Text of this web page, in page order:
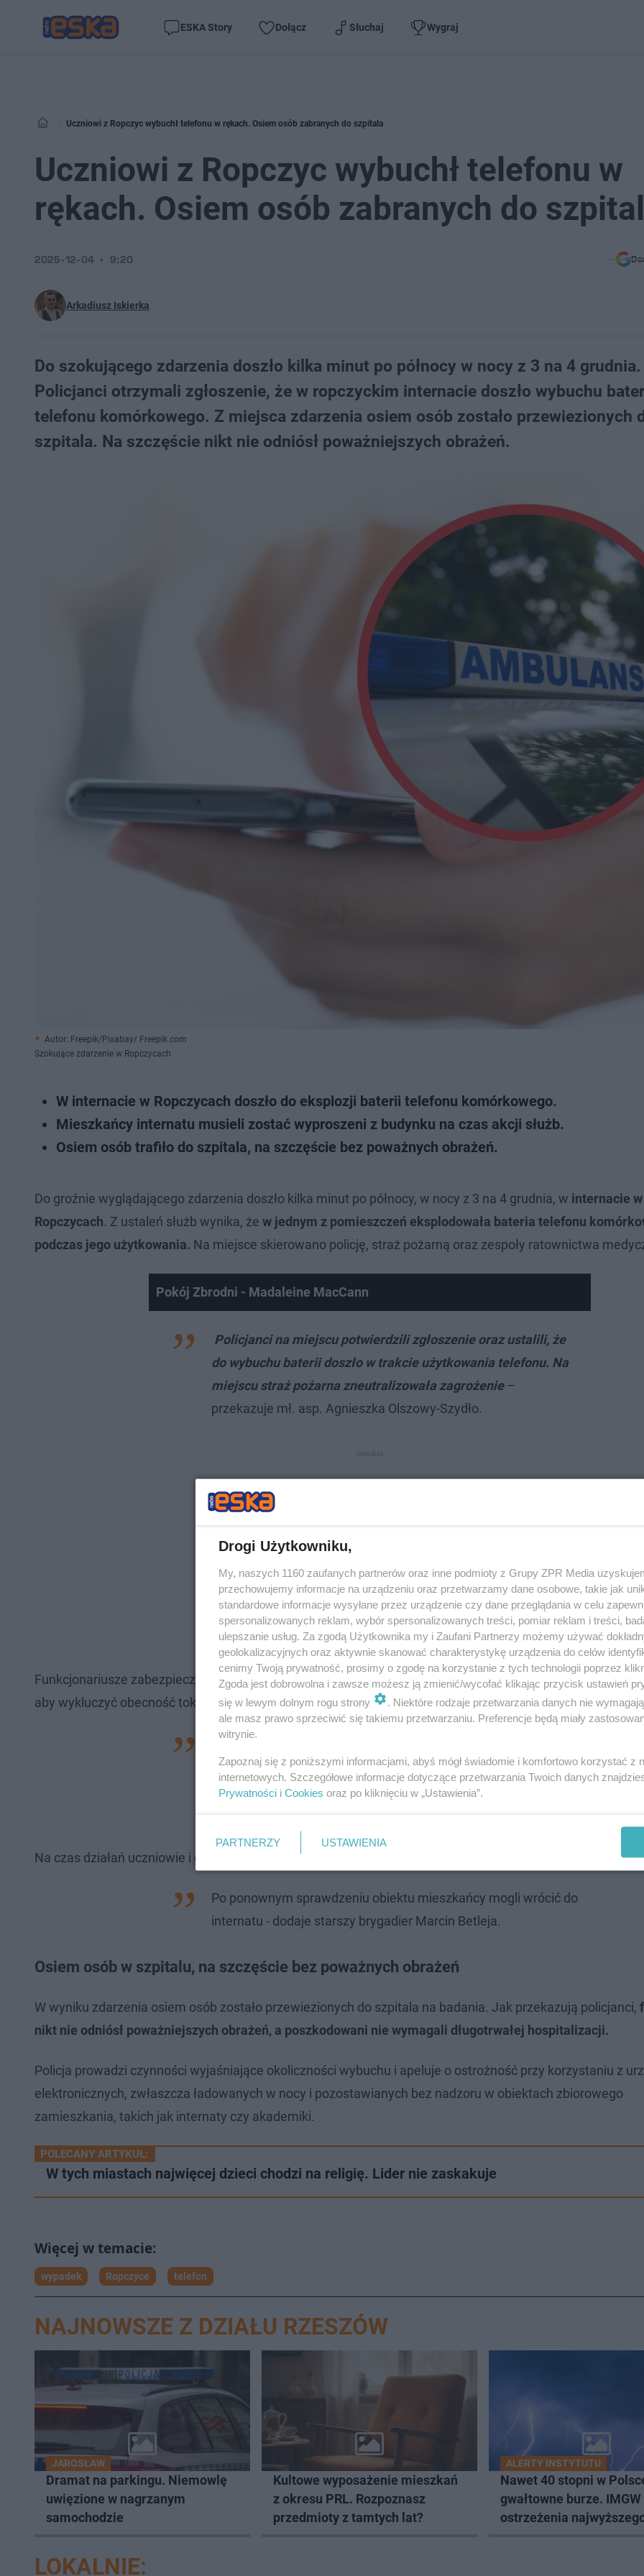
ESKA Story Dołącz Słuchaj Wygraj
Uczniowi z Ropczyc wybuchł telefonu w rękach. Osiem osób zabranych do szpitala
Uczniowi z Ropczyc wybuchł telefonu w
rękach. Osiem osób zabranych do
Arkadiusz Iskierka
2025-12-04 9:20
Do szokującego zdarzenia doszło kilka minut po północy w nocy z 3 na 4 grudnia.
Policjanci otrzymali zgłoszenie, że w ropczyckim internacie doszło wybuchu
telefonu komórkowego. Z miejsca zdarzenia osiem osób zostało przewiezionych
szpitala. Na szczęście nikt nie odniósł poważniejszych obrażeń.
Autor: Freepik/Pixabay/ Freepik.com
Szokujące zdarzenie w Ropczycach
W internacie w Ropczycach doszło do eksplozji baterii telefonu komórkowego.
Mieszkańcy internatu musieli zostać wyproszeni z budynku na czas akcji służb.
Osiem osób trafiło do szpitala, na szczęście bez poważnych obrażeń.
Do groźnie wyglądającego zdarzenia doszło kilka minut po północy, w nocy z 3 na 4 grudnia, w internacie w
Ropczycach. Z ustaleń służb wynika, że w jednym z pomieszczeń eksplodowała bateria telefonu
podczas jego użytkowania. Na miejsce skierowano policję, straż pożarną oraz zespoły ratownictwa
Pokój Zbrodni - Madaleine MacCann
Policjanci na miejscu potwierdzili zgłoszenie oraz ustalili, że
do wybuchu baterii doszło w trakcie użytkowania telefonu. Na
miejscu straż pożarna zneutralizowała zagrożenie–
przekazuje mł. asp. Agnieszka Olszowy-Szydło.
Funkcjonariusze zabezpieczyli pomieszczenie, a strażacy przy użyciu mierników gazowych sprawdzili
aby wykluczyć obecność toksycznych gazów. Zabezpieczyli miejsca zdarzenia, przewietrzyli budynek. .
Z internatu jeszcze przed przyjazdem strażaków ewakuowało
się 41 osób. Na szczęście nie doszło do pożaru - mówi starszy
brygadier Marcin Betleja, rzecznik prasowy Podkarpackiego
Na czas działań uczniowie i opiekunowie musieli opuścić swoje pokoje i poczekać na zakończenie
Po ponownym sprawdzeniu obiektu mieszkańcy mogli wrócić do
internatu - dodaje starszy brygadier Marcin Betleja.
Osiem osób w szpitalu, na szczęście bez poważnych obrażeń
W wyniku zdarzenia osiem osób zostało przewiezionych do szpitala na badania. Jak przekazują policjanci,
nikt nie odniósł poważniejszych obrażeń, a poszkodowani nie wymagali długotrwałej hospitalizacji.
Policja prowadzi czynności wyjaśniające okoliczności wybuchu i apeluje o ostrożność przy korzystaniu z
elektronicznych, zwłaszcza ładowanych w nocy i pozostawianych bez nadzoru w obiektach zbiorowego
zamieszkania, takich jak internaty czy akademiki.
POLECANY ARTYKUŁ:
W tych miastach najwięcej dzieci chodzi na religię. Lider nie zaskakuje
wypadek Ropczyce telefon
NAJNOWSZE Z DZIAŁU RZESZÓW
JAROSŁAW
Dramat na parkingu. Niemowlę
uwięzione w nagrzanym
samochodzie
Kultowe wyposażenie mieszkań
z okresu PRL. Rozpoznasz
przedmioty z tamtych lat?
ALERTY INSTYTUTU
Nawet 40 stopni w
gwałtowne burze. IMGW
ostrzeżenia
LOKALNIE:
Drogi Użytkowniku,
My, naszych 1160 zaufanych partnerów oraz inne podmioty z Grupy ZPR Media
przechowujemy informacje na urządzeniu oraz przetwarzamy dane osobowe, takie jak
standardowe informacje wysyłane przez urządzenie czy dane przeglądania w celu
spersonalizowanych reklam, wybór spersonalizowanych treści, pomiar reklam i treści,
ulepszanie usług. Za zgodą Użytkownika my i Zaufani Partnerzy możemy używać
geolokalizacyjnych oraz aktywnie skanować charakterystykę urządzenia do celów
cenimy Twoją prywatność, prosimy o zgodę na korzystanie z tych technologii poprzez
Zgoda jest dobrowolna i zawsze możesz ją zmienić/wycofać klikając przycisk ustawień
się w lewym dolnym rogu strony
. Niektóre rodzaje przetwarzania danych nie
ale masz prawo sprzeciwić się takiemu przetwarzaniu. Preferencje będą miały
witrynie.
Zapoznaj się z poniższymi informacjami, abyś mógł świadomie i komfortowo korzystać z
internetowych. Szczegółowe informacje dotyczące przetwarzania Twoich danych
Prywatności i Cookies oraz po kliknięciu w „Ustawienia”.
PARTNERZY USTAWIENIA